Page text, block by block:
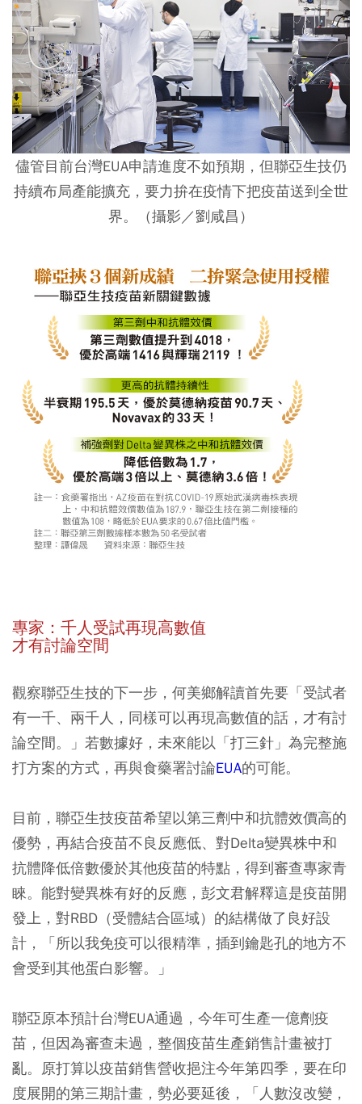
儘管目前台灣EUA申請進度不如預期，但聯亞生技仍
持續布局產能擴充，要力拚在疫情下把疫苗送到全世
界。（攝影／劉咸昌）
專家：千人受試再現高數值
才有討論空間
觀察聯亞生技的下一步，何美鄉解讀首先要「受試者
有一千、兩千人，同樣可以再現高數值的話，才有討
論空間。」若數據好，未來能以「打三針」為完整施
打方案的方式，再與食藥署討論EUA的可能。
目前，聯亞生技疫苗希望以第三劑中和抗體效價高的
優勢，再結合疫苗不良反應低、對Delta變異株中和
抗體降低倍數優於其他疫苗的特點，得到審查專家青
睞。能對變異株有好的反應，彭文君解釋這是疫苗開
發上，對RBD（​​受體結合區域）的結構做了良好設
計，「所以我免疫可以很精準，插到鑰匙孔的地方不
會受到其他蛋白影響。」
聯亞原本預計台灣EUA通過，今年可生產一億劑疫
苗，但因為審查未過，整個疫苗生產銷售計畫被打
亂。原打算以疫苗銷售營收挹注今年第四季，要在印
度展開的第三期計畫，勢必要延後，「人數沒改變，